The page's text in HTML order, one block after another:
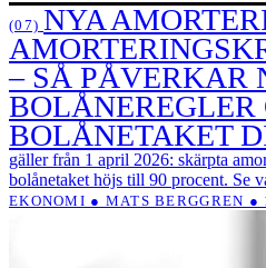
(07) NYA
– SÅ PÅVERKAR
BOLÅNEREGLER
BOLÅNETAKET
gäller från 1 april 2026: skärpta
bolånetaket höjs till 90 procent. Se
EKONOMI ● MATS BERGGREN ●